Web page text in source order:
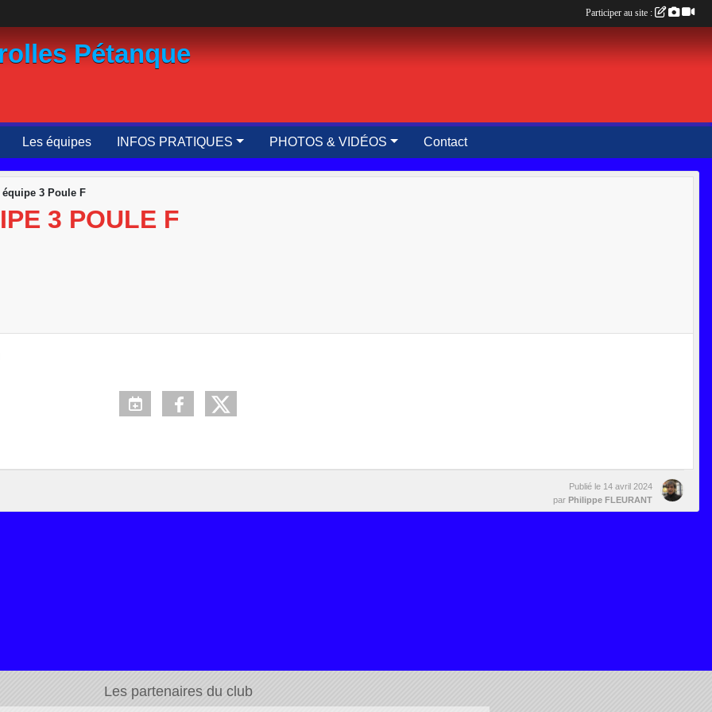
Pétanque
Les équipes INFOS PRATIQUES PHOTOS & VIDÉOS Contact
équipe 3 Poule F
3 POULE F
Publié le 14 avril 2024
par Philippe FLEURANT
Les partenaires du club
Participer au site :